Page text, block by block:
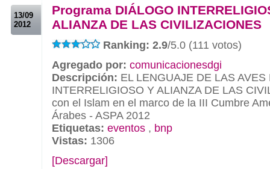
13/09
2012
Programa DIÁLOGO
ALIANZA DE LAS CIVILIZACIONES
Ranking: 2.9/5.0 (111 votos)
Agregado por: comunicacionesdgi
Descripción: EL LENGUAJE DE LAS AVES
INTERRELIGIOSO Y ALIANZA DE LAS
con el Islam en el marco de la III Cumbre
Árabes - ASPA 2012
Etiquetas: eventos , bnp
Vistas: 1306
[Descargar]